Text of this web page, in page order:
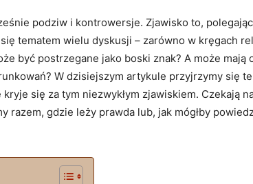
podziw i kontrowersje. Zjawisko to,
tematem wielu ⁢dyskusji – zarówno w kręgach
być postrzegane jako boski znak? ‌A może
W dzisiejszym artykule przyjrzymy się
się za tym niezwykłym zjawiskiem. ‍Czekają
razem, gdzie leży​ prawda lub, jak mógłby